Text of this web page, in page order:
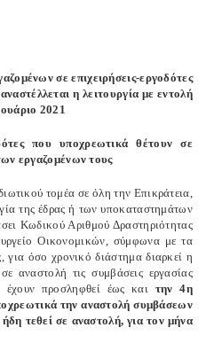
σε επιχειρήσεις-εργοδότες
η λειτουργία με εντολή
2021
που υποχρεωτικά θέτουν σε
εργαζομένων τους
τομέα σε όλη την Επικράτεια,
της έδρας ή των υποκαταστημάτων
Κωδικού Αριθμού Δραστηριότητας
Οικονομικών, σύμφωνα με τα
για όσο χρονικό διάστημα διαρκεί η
αναστολή τις συμβάσεις εργασίας
έχουν προσληφθεί έως και την 4η
την αναστολή συμβάσεων
τεθεί σε αναστολή, για τον μήνα